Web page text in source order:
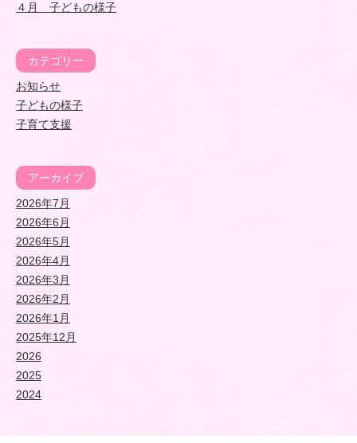
４月 子どもの様子
カテゴリー
お知らせ
子どもの様子
子育て支援
アーカイブ
2026年7月
2026年6月
2026年5月
2026年4月
2026年3月
2026年2月
2026年1月
2025年12月
2026
2025
2024